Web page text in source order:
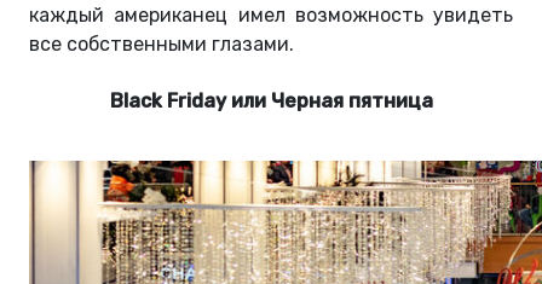
каждый американец имел возможность увидеть
все собственными глазами.
Black Friday или Черная пятница